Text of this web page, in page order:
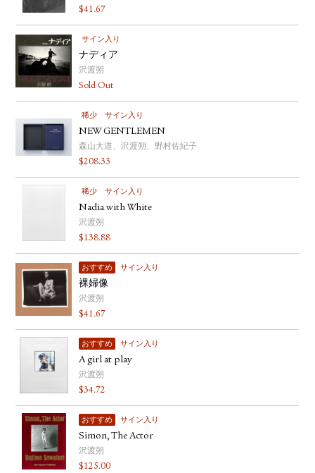
$41.67
サイン入り
ナディア
沢渡朔
Sold Out
稀少 サイン入り
NEW GENTLEMEN
森山大道、沢渡朔、野村佐紀子
$208.33
稀少 サイン入り
Nadia with White
沢渡朔
$138.88
おすすめ サイン入り
裸婦像
沢渡朔
$41.67
おすすめ サイン入り
A girl at play
沢渡朔
$34.72
おすすめ サイン入り
Simon, The Actor
沢渡朔
$125.00